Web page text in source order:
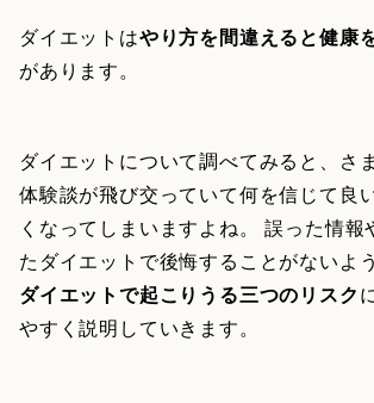
ダイエットはやり方を間違えると健康
があります。
ダイエットについて調べてみると、さ
体験談が飛び交っていて何を信じて良
くなってしまいますよね。 誤った情報
たダイエットで後悔することがないよ
ダイエットで起こりうる三つのリスク
やすく説明していきます。